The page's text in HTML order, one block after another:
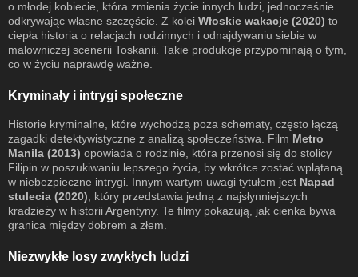
o młodej kobiecie, która zmienia życie innych ludzi, jednocześnie
odkrywając własne szczęście. Z kolei Włoskie wakacje (2020) to
ciepła historia o relacjach rodzinnych i odnajdywaniu siebie w
malowniczej scenerii Toskanii. Takie produkcje przypominają o tym,
co w życiu naprawdę ważne.
Kryminały i intrygi społeczne
Historie kryminalne, które wychodzą poza schematy, często łączą
zagadki detektywistyczne z analizą społeczeństwa. Film Metro
Manila (2013) opowiada o rodzinie, która przenosi się do stolicy
Filipin w poszukiwaniu lepszego życia, by wkrótce zostać wplątaną
w niebezpieczne intrygi. Innym wartym uwagi tytułem jest Napad
stulecia (2020) , który przedstawia jedną z najsłynniejszych
kradzieży w historii Argentyny. Te filmy pokazują, jak cienka bywa
granica między dobrem a złem.
Niezwykłe losy zwykłych ludzi